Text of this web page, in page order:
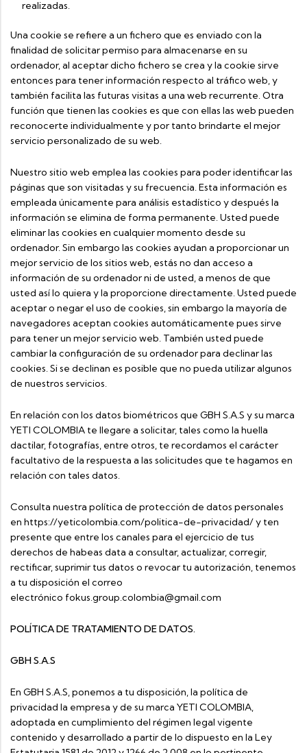
realizadas.
Una cookie se refiere a un fichero que es enviado con la
finalidad de solicitar permiso para almacenarse en su
ordenador, al aceptar dicho fichero se crea y la cookie sirve
entonces para tener información respecto al tráfico web, y
también facilita las futuras visitas a una web recurrente. Otra
función que tienen las cookies es que con ellas las web pueden
reconocerte individualmente y por tanto brindarte el mejor
servicio personalizado de su web.
Nuestro sitio web emplea las cookies para poder identificar las
páginas que son visitadas y su frecuencia. Esta información es
empleada únicamente para análisis estadístico y después la
información se elimina de forma permanente. Usted puede
eliminar las cookies en cualquier momento desde su
ordenador. Sin embargo las cookies ayudan a proporcionar un
mejor servicio de los sitios web, estás no dan acceso a
información de su ordenador ni de usted, a menos de que
usted así lo quiera y la proporcione directamente. Usted puede
aceptar o negar el uso de cookies, sin embargo la mayoría de
navegadores aceptan cookies automáticamente pues sirve
para tener un mejor servicio web. También usted puede
cambiar la configuración de su ordenador para declinar las
cookies. Si se declinan es posible que no pueda utilizar algunos
de nuestros servicios.
En relación con los datos biométricos que GBH S.A.S y su marca
YETI COLOMBIA te llegare a solicitar, tales como la huella
dactilar, fotografías, entre otros, te recordamos el carácter
facultativo de la respuesta a las solicitudes que te hagamos en
relación con tales datos.
Consulta nuestra política de protección de datos personales
en https://yeticolombia.com/politica-de-privacidad/ y ten
presente que entre los canales para el ejercicio de tus
derechos de habeas data a consultar, actualizar, corregir,
rectificar, suprimir tus datos o revocar tu autorización, tenemos
a tu disposición el correo
electrónico fokus.group.colombia@gmail.com
POLÍTICA DE TRATAMIENTO DE DATOS.
GBH S.A.S
En GBH S.A.S, ponemos a tu disposición, la política de
privacidad la empresa y de su marca YETI COLOMBIA,
adoptada en cumplimiento del régimen legal vigente
contenido y desarrollado a partir de lo dispuesto en la Ley